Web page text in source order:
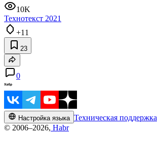
10K
Технотекст 2021
+11
23
0
Настройка языка Техническая поддержка
© 2006–2026, Habr